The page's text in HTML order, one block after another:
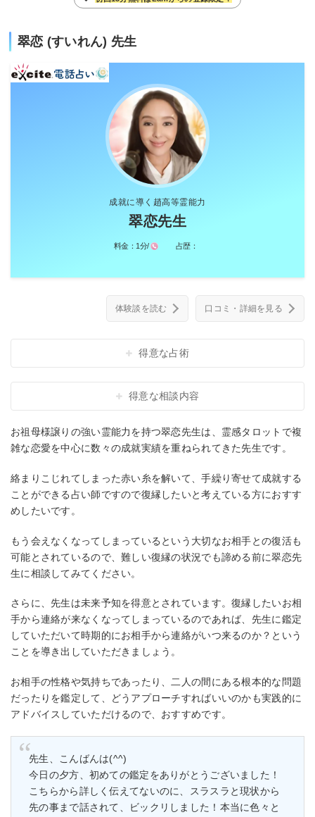
翠恋 (すいれん) 先生
成就に導く趙高等霊能力
翠恋先生
料金： 1分/ 占歴：
体験談を読む 口コミ・詳細を見る
得意な占術
得意な相談内容
お祖母様譲りの強い霊能力を持つ翠恋先生は、霊感タロットで複
雑な恋愛を中心に数々の成就実績を重ねられてきた先生です。
絡まりこじれてしまった赤い糸を解いて、手繰り寄せて成就する
ことができる占い師ですので復縁したいと考えている方におすす
めしたいです。
もう会えなくなってしまっているという大切なお相手との復活も
可能とされているので、難しい復縁の状況でも諦める前に翠恋先
生に相談してみてください。
さらに、先生は未来予知を得意とされています。復縁したいお相
手から連絡が来なくなってしまっているのであれば、先生に鑑定
していただいて時期的にお相手から連絡がいつ来るのか？という
ことを導き出していただきましょう。
お相手の性格や気持ちであったり、二人の間にある根本的な問題
だったりを鑑定して、どうアプローチすればいいのかも実践的に
アドバイスしていただけるので、おすすめです。
先生、こんばんは(^^)
今日の夕方、初めての鑑定をありがとうございました！
こちらから詳しく伝えてないのに、スラスラと現状から
先の事まで話されて、ビックリしました！本当に色々と